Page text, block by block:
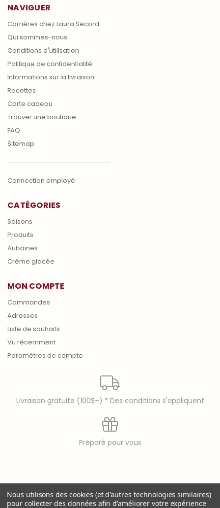
NAVIGUER
Carrières chez Laura Secord
Qui sommes-nous
Conditions d'utilisation
Politique de confidentialité
Informations sur la livraison
Recettes
Carte cadeau
Trouver une boutique
FAQ
Sitemap
Connection employé
CATÉGORIES
Saisons
Produits
Aubaines
Crème glacée
MON COMPTE
Commandes
Adresses
Liste de souhaits
Vu récemment
Paramètres de compte
Livraison gratuite (100$+) * Des conditions s'appliquent
Préparé pour vous
Laura Secord is a registered trademark of 9397-8914
Nous utilisons des cookies (et d'autres technologies similaires)
pour collecter des données afin d'améliorer votre expérience